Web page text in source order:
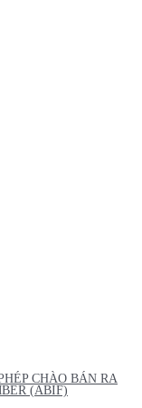
CHÀO BÁN RA
(ABIF)